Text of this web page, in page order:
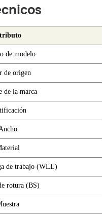
de modelo
de origen
de la marca
de trabajo (WLL)
rotura (BS)